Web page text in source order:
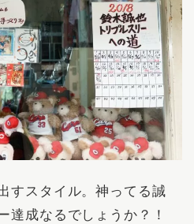
すスタイル。神ってる誠
達成なるでしょうか？！